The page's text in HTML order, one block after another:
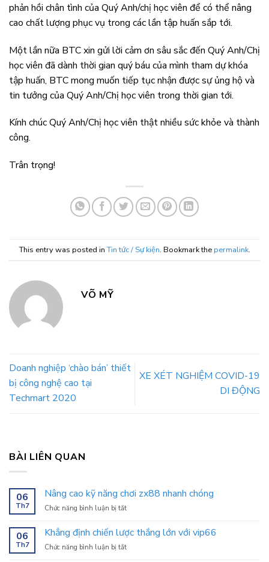
phản hồi chân tình của Quý Anh/chị học viên để có thể nâng
cao chất lượng phục vụ trong các lần tập huấn sắp tới.
Một lần nữa BTC xin gửi lời cảm ơn sâu sắc đến Quý Anh/Chị
học viên đã dành thời gian quý báu của mình tham dự khóa
tập huấn, BTC mong muốn tiếp tục nhận được sự ủng hộ và
tin tưởng của Quý Anh/Chị học viên trong thời gian tới.
Kính chúc Quý Anh/Chị học viên thật nhiều sức khỏe và thành
công.
Trân trọng!
This entry was posted inTin tức / Sự kiện. Bookmark thepermalink.
VÕ MỸ
Doanh nghiệp ‘chào bán’ thiết
bị công nghệ cao tại
Techmart 2020
XE XÉT NGHIỆM COVID-19
DI ĐỘNG
BÀI LIÊN QUAN
06
Th7
Nâng cao kỹ năng chơi zx88 nhanh chóng
Chức năng bình luận bị tắtở
cao
kỹ
năng
06
Th7
Khẳng định chiến lược thắng lớn với vip66
Chức năng bình luận bị tắtở